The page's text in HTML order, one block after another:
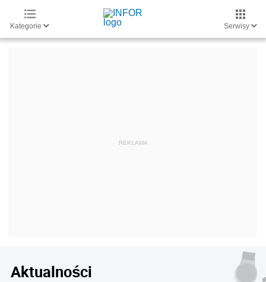
Kategorie Serwisy
Aktualności